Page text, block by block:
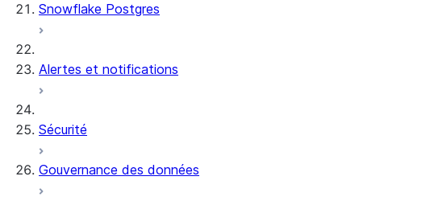
Snowflake Postgres
Alertes et notifications
Sécurité
Gouvernance des données